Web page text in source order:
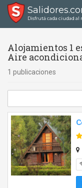
Disfrutá cada ciudad al
Alojamientos 1
Aire
1 publicaciones